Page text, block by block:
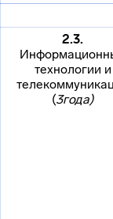
2.3.
технологии и
(3года)